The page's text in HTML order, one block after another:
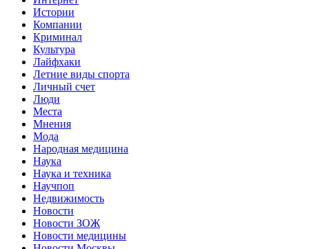
Истории
Компании
Криминал
Культура
Лайфхаки
Летние виды спорта
Личный счет
Люди
Места
Мнения
Мода
Народная медицина
Наука
Наука и техника
Научпоп
Недвижимость
Новости
Новости ЗОЖ
Новости медицины